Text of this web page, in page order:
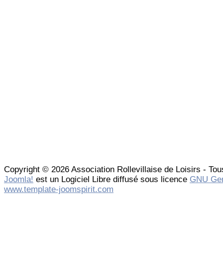
Copyright © 2026 Association Rollevillaise de Loisirs -
Joomla! est un Logiciel Libre diffusé sous licence GNU
www.template-joomspirit.com